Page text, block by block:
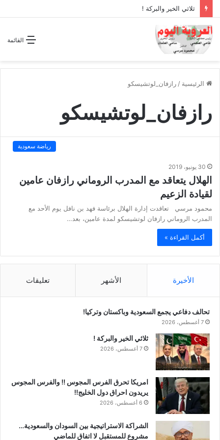
ثلاثي الخير والبركة !
القائمة
الرئيسية / رازفان_لوتشيسكو
رازفان_لوتشيسكو
رياضة سعودية
30 يونيو، 2019
الهلال يتعاقد مع المدرب الروماني رازفان عامين
لقيادة الزعيم
محمود مرسي تعاقدت إدارة الهلال برئاسة فهد بن نافل يوم الأحد مع
المدرب الروماني رازفان لوتشيسكو لمدة عامين، بعد…
أكمل القراءة »
الأخيرة الأشهر تعليقات
تحالف دفاعي يجمع السعودية وباكستان وتركيا!
7 أغسطس، 2026
ثلاثي الخير والبركة !
7 أغسطس، 2026
امريكا تحرق الفرس المجوس !! والفرس المجوس
يريدون احراق دول الخليج!!
6 أغسطس، 2026
الشراكة الاستراتيجية بين السودان والسعودية…
مشروع للمستقبل لا اتفاق للماضي